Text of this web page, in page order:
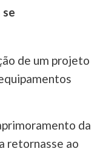
de um projeto
da
retornasse ao